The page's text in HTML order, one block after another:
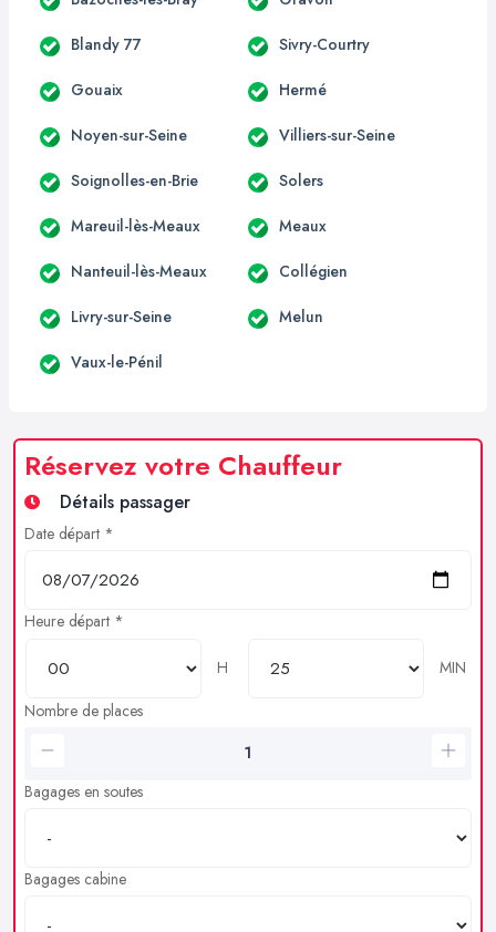
Blandy 77 Sivry-Courtry
Gouaix Hermé
Noyen-sur-Seine Villiers-sur-Seine
Soignolles-en-Brie Solers
Mareuil-lès-Meaux Meaux
Nanteuil-lès-Meaux Collégien
Livry-sur-Seine Melun
Vaux-le-Pénil
Réservez votre Chauffeur
Détails passager
Date départ *
Heure départ *
H
MIN
Nombre de places
Bagages en soutes
Bagages cabine